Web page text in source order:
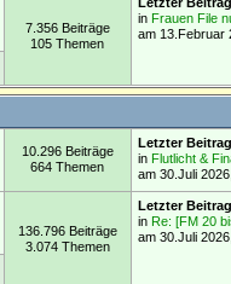
7.356 Beiträge
105 Themen
in Frauen File
am 13.Februar
10.296 Beiträge
664 Themen
Letzter Beitrag
in Flutlicht &
am 30.Juli
136.796 Beiträge
3.074 Themen
Letzter Beitrag
in Re: [FM 20
am 30.Juli